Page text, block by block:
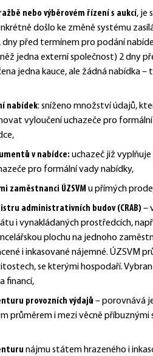
nebo výběrovém řízení s aukcí, je
došlo ke změně systému
dny před termínem pro podání
jedna externí společnost) 2 dny
jedna kauce, ale žádná nabídka
nabídek: sníženo množství údajů,
vyloučení uchazeče pro
v nabídce: uchazeč již
pro formální vady nabídky,
zaměstnanci ÚZSVM u přímých
administrativních budov (CRAB) –
i vynakládaných prostředcích,
plochu na jednoho
i inkasované nájemné. ÚZSVM
se kterými hospodaří.
financí,
provozních výdajů – porovnává
průměrem i mezi věcně
nájmu státem hrazeného i